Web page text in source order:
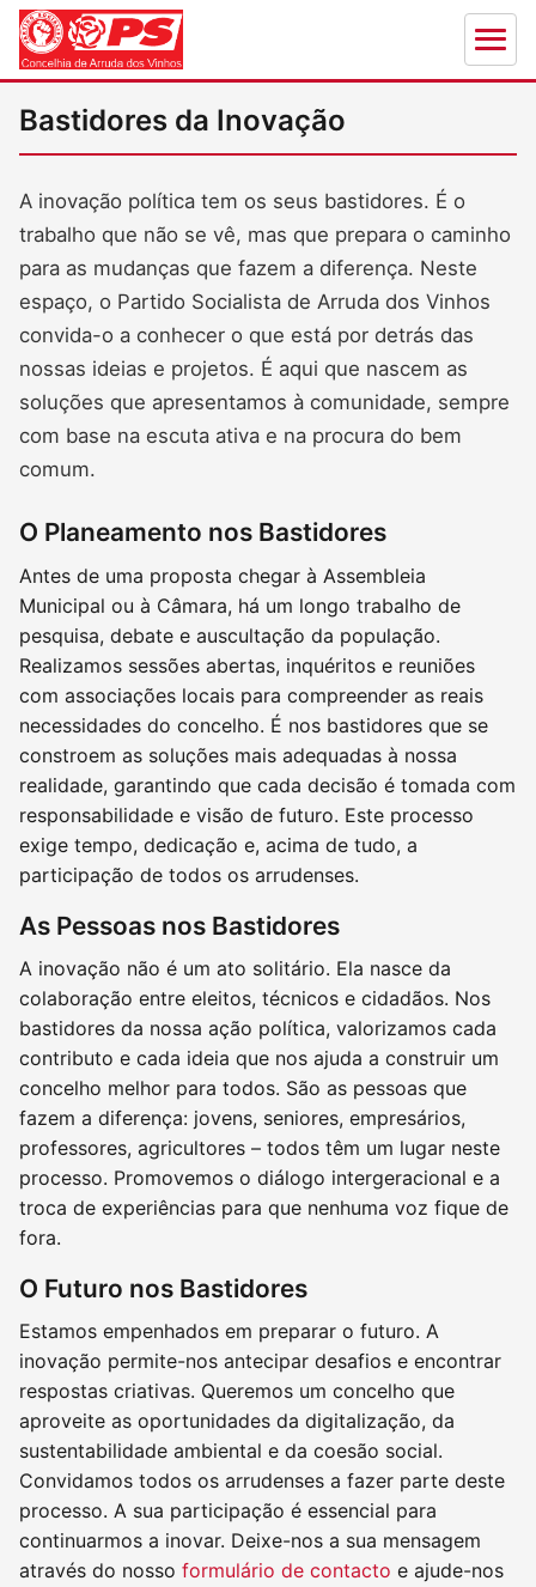
Bastidores da Inovação
A inovação política tem os seus bastidores. É o
trabalho que não se vê, mas que prepara o caminho
para as mudanças que fazem a diferença. Neste
espaço, o Partido Socialista de Arruda dos Vinhos
convida-o a conhecer o que está por detrás das
nossas ideias e projetos. É aqui que nascem as
soluções que apresentamos à comunidade, sempre
com base na escuta ativa e na procura do bem
comum.
O Planeamento nos Bastidores
Antes de uma proposta chegar à Assembleia
Municipal ou à Câmara, há um longo trabalho de
pesquisa, debate e auscultação da população.
Realizamos sessões abertas, inquéritos e reuniões
com associações locais para compreender as reais
necessidades do concelho. É nos bastidores que se
constroem as soluções mais adequadas à nossa
realidade, garantindo que cada decisão é tomada com
responsabilidade e visão de futuro. Este processo
exige tempo, dedicação e, acima de tudo, a
participação de todos os arrudenses.
As Pessoas nos Bastidores
A inovação não é um ato solitário. Ela nasce da
colaboração entre eleitos, técnicos e cidadãos. Nos
bastidores da nossa ação política, valorizamos cada
contributo e cada ideia que nos ajuda a construir um
concelho melhor para todos. São as pessoas que
fazem a diferença: jovens, seniores, empresários,
professores, agricultores – todos têm um lugar neste
processo. Promovemos o diálogo intergeracional e a
troca de experiências para que nenhuma voz fique de
fora.
O Futuro nos Bastidores
Estamos empenhados em preparar o futuro. A
inovação permite-nos antecipar desafios e encontrar
respostas criativas. Queremos um concelho que
aproveite as oportunidades da digitalização, da
sustentabilidade ambiental e da coesão social.
Convidamos todos os arrudenses a fazer parte deste
processo. A sua participação é essencial para
continuarmos a inovar. Deixe-nos a sua mensagem
através do nosso formulário de contacto e ajude-nos